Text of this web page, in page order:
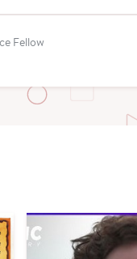
Fellow